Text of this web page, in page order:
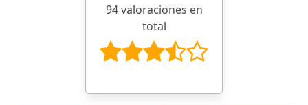
94 valoraciones en
total